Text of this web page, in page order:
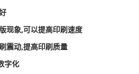
现象,可以提高印刷速度
震动,提高印刷质量
字化